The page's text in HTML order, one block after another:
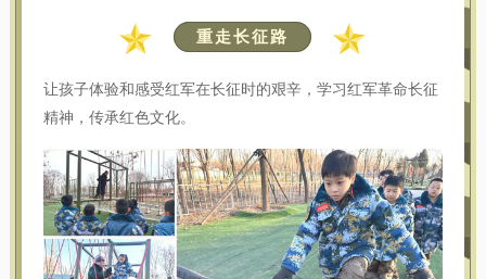
重走长征路
让孩子体验和感受红军在长征时的艰辛，学习红军革命长征
精神，传承红色文化。